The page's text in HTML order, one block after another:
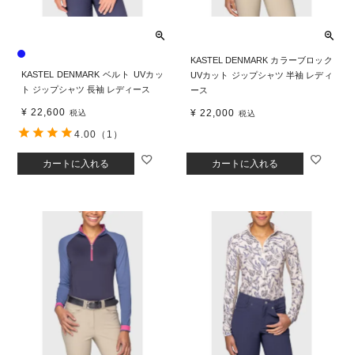
KASTEL DENMARK ベルト UVカッ
ト ジップシャツ 長袖 レディース
¥ 22,600 税込
カートに入れる
4.00 （1）
KASTEL DENMARK カラーブロック
UVカット ジップシャツ 半袖 レディ
ース
¥ 22,000 税込
カートに入れる